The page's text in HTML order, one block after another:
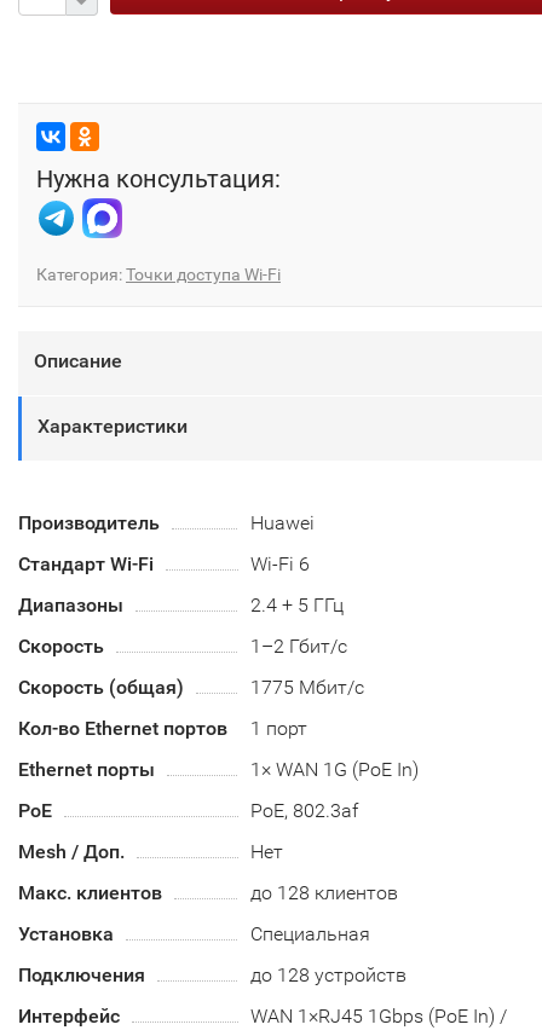
Нужна консультация:
Категория:Точки доступа Wi-Fi
Описание
Характеристики
Производитель
Huawei
Стандарт Wi-Fi
Wi-Fi 6
Диапазоны
2.4 + 5 ГГц
Скорость
1–2 Гбит/с
Скорость (общая)
1775 Мбит/с
Кол-во Ethernet портов
1 порт
Ethernet порты
1× WAN 1G (PoE In)
PoE
PoE, 802.3af
Mesh / Доп.
Нет
Макс. клиентов
до 128 клиентов
Установка
Специальная
Подключения
до 128 устройств
Интерфейс
WAN 1×RJ45 1Gbps (PoE In) /